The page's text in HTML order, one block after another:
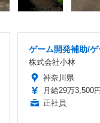
ゲーム開発補助/
株式会社小林
神奈川県
月給29万3,500
正社員